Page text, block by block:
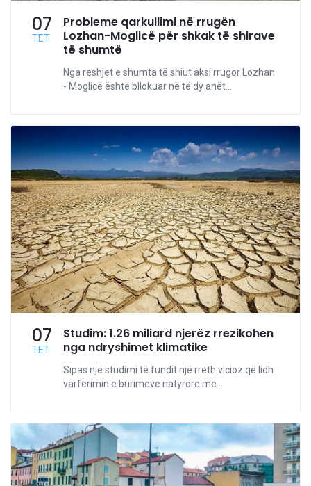
07
TET
Probleme qarkullimi në rrugën
Lozhan-Moglicë për shkak të shirave
të shumtë
Nga reshjet e shumta të shiut aksi rrugor Lozhan
- Moglicë është bllokuar në të dy anët...
07
TET
Studim: 1.26 miliard njerëz rrezikohen
nga ndryshimet klimatike
Sipas një studimi të fundit një rreth vicioz që lidh
varfërimin e burimeve natyrore me...